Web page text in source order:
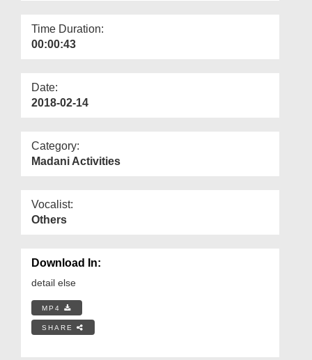
Time Duration:
00:00:43
Date:
2018-02-14
Category:
Madani Activities
Vocalist:
Others
Download In:
detail else
MP4
SHARE